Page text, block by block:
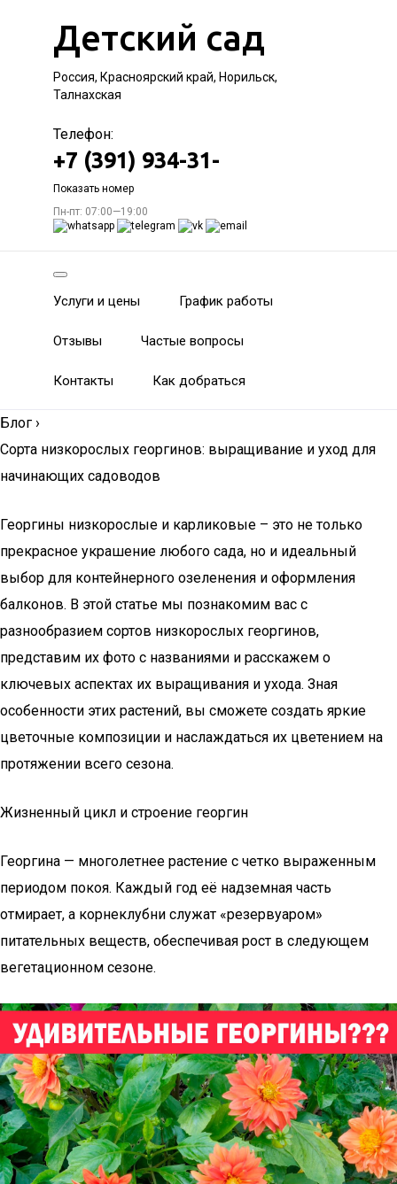
Детский сад
Россия, Красноярский край, Норильск,
Талнахская
Телефон:
+7 (391) 934-31-
Показать номер
Пн-пт: 07:00—19:00
Услуги и цены График работы
Отзывы Частые вопросы
Контакты Как добраться
Блог ›
Сорта низкорослых георгинов: выращивание и уход для
начинающих садоводов
Георгины низкорослые и карликовые – это не только
прекрасное украшение любого сада, но и идеальный
выбор для контейнерного озеленения и оформления
балконов. В этой статье мы познакомим вас с
разнообразием сортов низкорослых георгинов,
представим их фото с названиями и расскажем о
ключевых аспектах их выращивания и ухода. Зная
особенности этих растений, вы сможете создать яркие
цветочные композиции и наслаждаться их цветением на
протяжении всего сезона.
Жизненный цикл и строение георгин
Георгина — многолетнее растение с четко выраженным
периодом покоя. Каждый год её надземная часть
отмирает, а корнеклубни служат «резервуаром»
питательных веществ, обеспечивая рост в следующем
вегетационном сезоне.